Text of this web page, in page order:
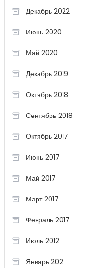
Декабрь 2022
Июнь 2020
Май 2020
Декабрь 2019
Октябрь 2018
Сентябрь 2018
Октябрь 2017
Июнь 2017
Май 2017
Март 2017
Февраль 2017
Июль 2012
Январь 202